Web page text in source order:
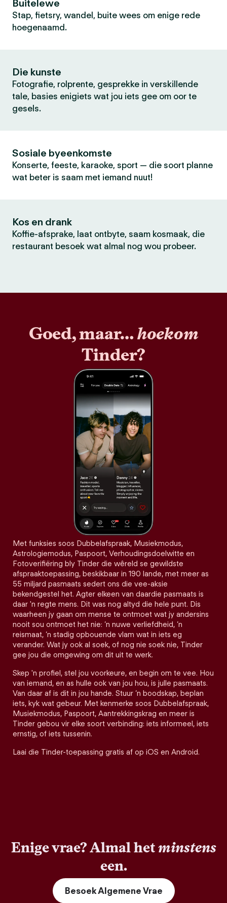
Buitelewe
Stap, fietsry, wandel, buite wees om enige rede
hoegenaamd.
Die kunste
Fotografie, rolprente, gesprekke in verskillende
tale, basies enigiets wat jou iets gee om oor te
gesels.
Sosiale byeenkomste
Konserte, feeste, karaoke, sport — die soort planne
wat beter is saam met iemand nuut!
Kos en drank
Koffie-afsprake, laat ontbyte, saam kosmaak, die
restaurant besoek wat almal nog wou probeer.
Goed, maar…hoekom
Tinder?
Met funksies soos Dubbelafspraak, Musiekmodus,
Astrologiemodus, Paspoort, Verhoudingsdoelwitte en
Fotoverifiëring bly Tinder die wêreld se gewildste
afspraaktoepassing, beskikbaar in 190 lande, met meer as
55 miljard pasmaats sedert ons die vee-aksie
bekendgestel het. Agter elkeen van daardie pasmaats is
daar 'n regte mens. Dit was nog altyd die hele punt. Dis
waarheen jy gaan om mense te ontmoet wat jy andersins
nooit sou ontmoet het nie: ’n nuwe verliefdheid, ’n
reismaat, ’n stadig opbouende vlam wat in iets eg
verander. Wat jy ook al soek, of nog nie soek nie, Tinder
gee jou die omgewing om dit uit te werk.
Skep 'n profiel, stel jou voorkeure, en begin om te vee. Hou
van iemand, en as hulle ook van jou hou, is julle pasmaats.
Van daar af is dit in jou hande. Stuur ’n boodskap, beplan
iets, kyk wat gebeur. Met kenmerke soos Dubbelafspraak,
Musiekmodus, Paspoort, Aantrekkingskrag en meer is
Tinder gebou vir elke soort verbinding: iets informeel, iets
ernstig, of iets tussenin.
Laai die Tinder-toepassing gratis af op iOS en Android.
Enige vrae? Almal hetminstens
een.
Besoek Algemene Vrae